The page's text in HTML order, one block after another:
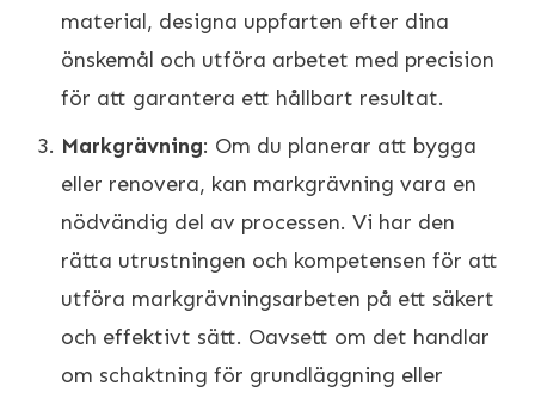
material, designa uppfarten efter dina
önskemål och utföra arbetet med precision
för att garantera ett hållbart resultat.
Markgrävning: Om du planerar att bygga
eller renovera, kan markgrävning vara en
nödvändig del av processen. Vi har den
rätta utrustningen och kompetensen för att
utföra markgrävningsarbeten på ett säkert
och effektivt sätt. Oavsett om det handlar
om schaktning för grundläggning eller